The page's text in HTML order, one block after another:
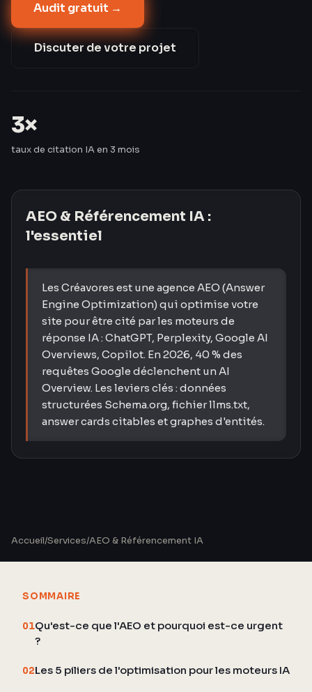
informationnelles. Les Créavores ont triplé le taux de
citation IA de leurs clients en 3 mois — passant de 8
% à 24 %.
Audit gratuit →
Discuter de votre projet
3×
taux de citation IA en 3 mois
AEO & Référencement IA :
l'essentiel
Les Créavores est une agence AEO (Answer
Engine Optimization) qui optimise votre
site pour être cité par les moteurs de
réponse IA : ChatGPT, Perplexity, Google AI
Overviews, Copilot. En 2026, 40 % des
requêtes Google déclenchent un AI
Overview. Les leviers clés : données
structurées Schema.org, fichier llms.txt,
answer cards citables et graphes d'entités.
Accueil/Services/AEO & Référencement IA
SOMMAIRE
01Qu'est-ce que l'AEO et pourquoi est-ce urgent
?
02Les 5 piliers de l'optimisation pour les moteurs IA